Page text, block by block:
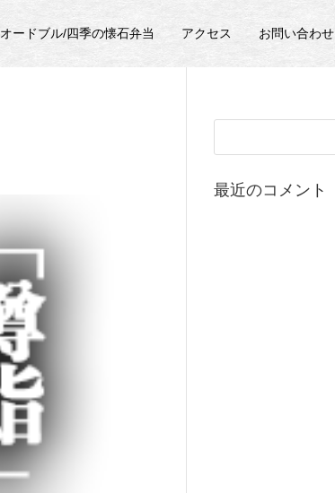
オードブル/四季の懐石弁当 アクセス お問い合わせ
最近のコメント